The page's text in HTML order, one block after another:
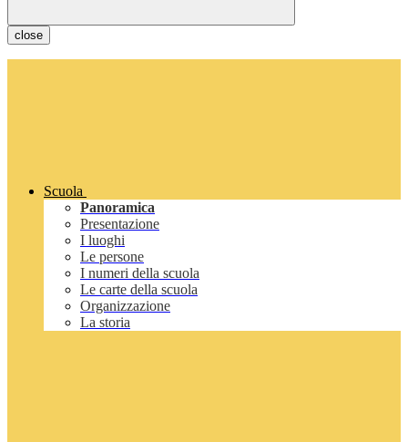
close
Scuola
Panoramica
Presentazione
I luoghi
Le persone
I numeri della scuola
Le carte della scuola
Organizzazione
La storia